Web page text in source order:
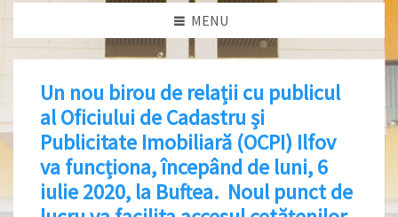
MENU
Un nou birou de relații cu publicul
al Oficiului de Cadastru și
Publicitate Imobiliară (OCPI) Ilfov
va funcționa, începând de luni, 6
iulie 2020, la Buftea. Noul punct de